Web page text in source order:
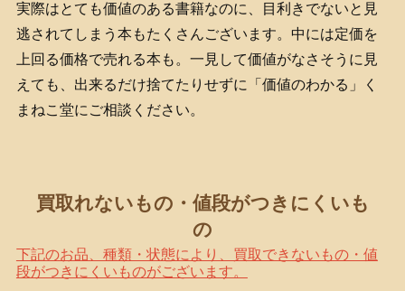
実際はとても価値のある書籍なのに、目利きでないと見
逃されてしまう本もたくさんございます。中には定価を
上回る価格で売れる本も。一見して価値がなさそうに見
えても、出来るだけ捨てたりせずに「価値のわかる」く
まねこ堂にご相談ください。
買取れないもの・値段がつきにくいも
の
下記のお品、種類・状態により、買取できないもの・値
段がつきにくいものがございます。